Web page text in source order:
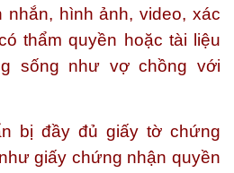
hình ảnh, video, xác
thẩm quyền hoặc tài liệu
sống như vợ chồng với
bị đầy đủ giấy tờ chứng
giấy chứng nhận quyền